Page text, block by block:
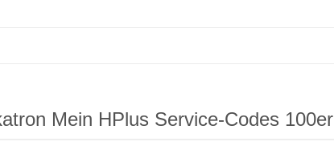
Mein HPlus Service-Codes 100er